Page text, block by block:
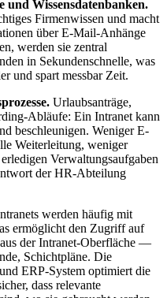
und Wissensdatenbanken.
Firmenwissen und macht
über E-Mail-Anhänge
werden sie zentral
in Sekundenschnelle, was
und spart messbar Zeit.
Urlaubsanträge,
Abläufe: Ein Intranet kann
beschleunigen. Weniger E-
Weiterleitung, weniger
Verwaltungsaufgaben
der HR-Abteilung
werden häufig mit
ermöglicht den Zugriff auf
der Intranet-Oberfläche —
Schichtpläne. Die
ERP-System optimiert die
dass relevante